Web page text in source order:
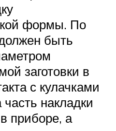
формы. По
быть
заготовки в
с кулачками
накладки
приборе, а